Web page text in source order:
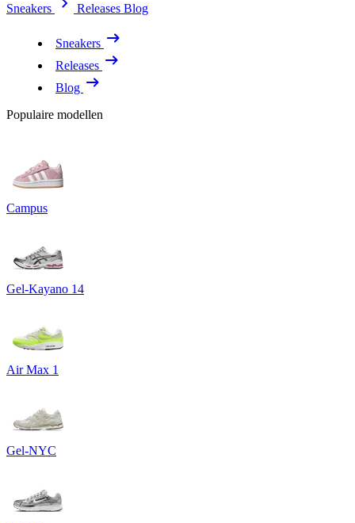
Sneakers
Releases Blog
Sneakers
Releases
Blog
Populaire modellen
Campus
Gel-Kayano 14
Air Max 1
Gel-NYC